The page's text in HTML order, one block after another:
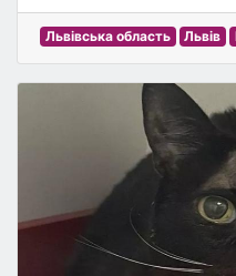
Львівська область Львів